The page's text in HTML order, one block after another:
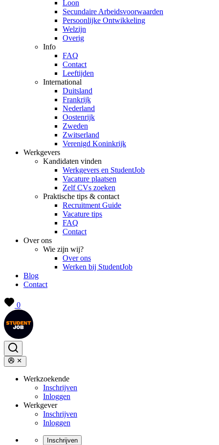
Loon
Secundaire Arbeidsvoorwaarden
Persoonlijke Ontwikkeling
Welzijn
Overig
Info
FAQ
Contact
Leeftijden
International
Duitsland
Frankrijk
Nederland
Oostenrijk
Zweden
Zwitserland
Verenigd Koninkrijk
Werkgevers
Kandidaten vinden
Werkgevers en StudentJob
Vacature plaatsen
Zelf CVs zoeken
Praktische tips & contact
Recruitment Guide
Vacature tips
FAQ
Contact
Over ons
Wie zijn wij?
Over ons
Werken bij StudentJob
Blog
Contact
0
Werkzoekende
Inschrijven
Inloggen
Werkgever
Inschrijven
Inloggen
Inschrijven